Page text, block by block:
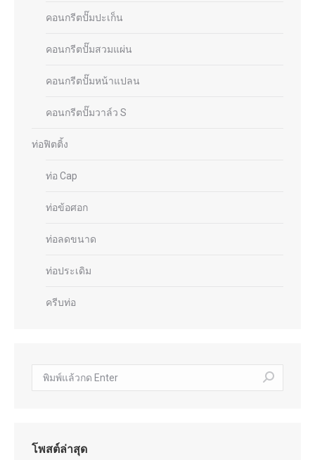
คอนกรีตปั๊มปะเก็น
คอนกรีตปั๊มสวมแผ่น
คอนกรีตปั๊มหน้าแปลน
คอนกรีตปั๊มวาล์ว S
ท่อฟิตติ้ง
ท่อ Cap
ท่อข้อศอก
ท่อลดขนาด
ท่อประเดิม
ครีบท่อ
ค้นหา:
โพสต์ล่าสุด